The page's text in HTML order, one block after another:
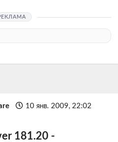
10 янв. 2009, 22:02
181.20 -